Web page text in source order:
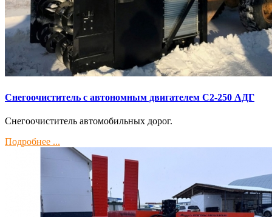
Снегоочиститель с автономным двигателем С2-250 АДГ
Снегоочиститель автомобильных дорог.
Подробнее ...